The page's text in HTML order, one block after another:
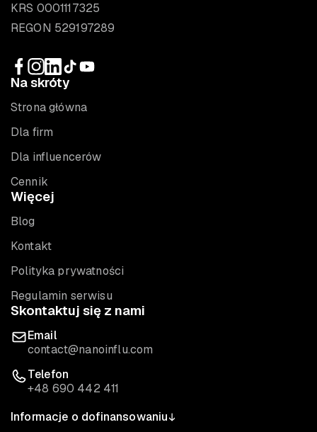
KRS 0001117325
REGON 529197289
Na skróty
Strona główna
Dla firm
Dla influencerów
Cennik
Więcej
Blog
Kontakt
Polityka prywatności
Regulamin serwisu
Skontaktuj się z nami
Email
contact@nanoinflu.com
Telefon
+48 690 442 411
Informacje o dofinansowaniu